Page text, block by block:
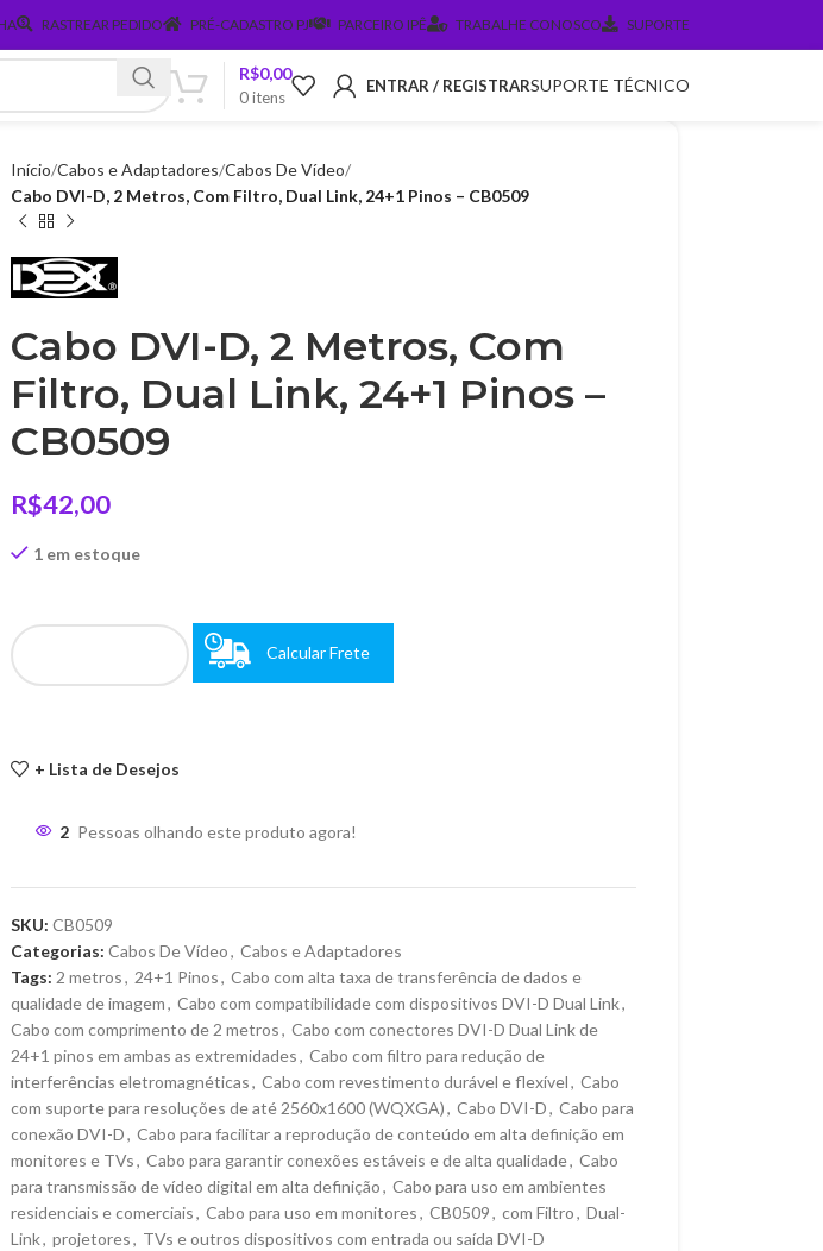
RASTREAR PEDIDO PRÉ-CADASTRO PJ PARCEIRO IPÊ TRABALHE CONOSCO SUPORTE
0itens
R$0,00
ENTRAR / REGISTRARSUPORTE TÉCNICO
Início Cabos e Adaptadores Cabos De Vídeo
Cabo DVI-D, 2 Metros, Com Filtro, Dual Link, 24+1 Pinos – CB0509
Cabo DVI-D, 2 Metros, Com
Filtro, Dual Link, 24+1 Pinos –
CB0509
R$42,00
1 em estoque
Calcular Frete
+ Lista de Desejos
2 Pessoas olhando este produto agora!
SKU: CB0509
Categorias: Cabos De Vídeo, Cabos e Adaptadores
Tags: 2 metros, 24+1 Pinos, Cabo com alta taxa de transferência de dados e
qualidade de imagem, Cabo com compatibilidade com dispositivos DVI-D Dual Link,
Cabo com comprimento de 2 metros, Cabo com conectores DVI-D Dual Link de
24+1 pinos em ambas as extremidades, Cabo com filtro para redução de
interferências eletromagnéticas, Cabo com revestimento durável e flexível, Cabo
com suporte para resoluções de até 2560x1600 (WQXGA), Cabo DVI-D, Cabo para
conexão DVI-D, Cabo para facilitar a reprodução de conteúdo em alta definição em
monitores e TVs, Cabo para garantir conexões estáveis e de alta qualidade, Cabo
para transmissão de vídeo digital em alta definição, Cabo para uso em ambientes
residenciais e comerciais, Cabo para uso em monitores, CB0509, com Filtro, Dual-
Link, projetores, TVs e outros dispositivos com entrada ou saída DVI-D